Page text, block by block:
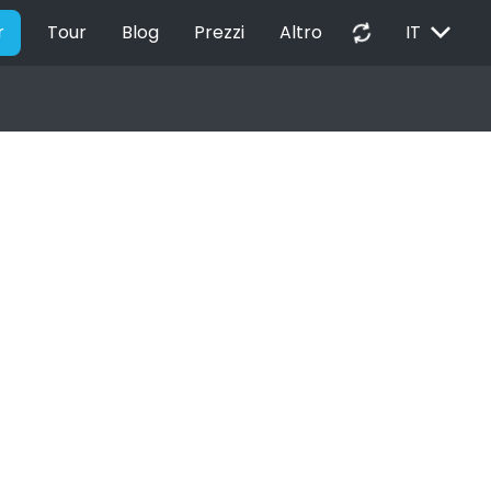
Tour Blog Prezzi Altro autorenew IT EXPAND_MORE